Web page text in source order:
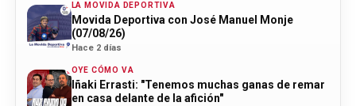
LA MOVIDA DEPORTIVA
Movida Deportiva con José Manuel Monje
(07/08/26)
Hace 2 días
OYE CÓMO VA
Iñaki Errasti: "Tenemos muchas ganas de remar
en casa delante de la afición"